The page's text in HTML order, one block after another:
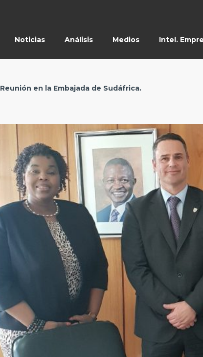
Noticias Análisis Medios Intel.
Reunión en la Embajada de Sudáfrica.